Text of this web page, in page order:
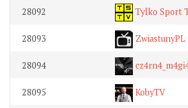
28092 Tylko Sport
28093 ZwiastunyPL
28094
28095 KobyTV